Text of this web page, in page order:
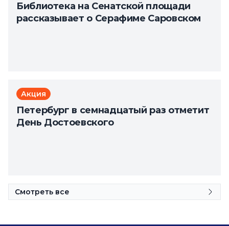
Библиотека на Сенатской площади
рассказывает о Серафиме Саровском
Акция
Петербург в семнадцатый раз отметит
День Достоевского
Смотреть все